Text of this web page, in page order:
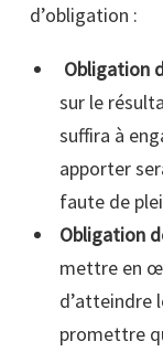
d’obligation :
Obligation
sur le
suffira à
apporter
faute de
Obligation
mettre en
d’atteindre
promettre